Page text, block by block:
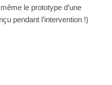
le prototype d’une
pendant l’intervention !)